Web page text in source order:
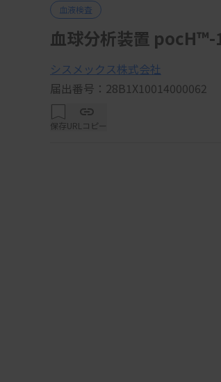
血液検査
血球分析装置 pocH™-
シスメックス株式会社
届出番号：28B1X10014000062
保存URLコピー